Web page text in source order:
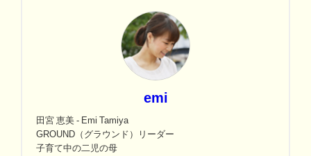
emi
田宮 恵美 - Emi Tamiya
GROUND（グラウンド）リーダー
子育て中の二児の母